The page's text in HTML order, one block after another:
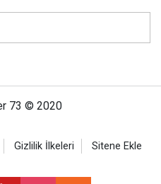
73 © 2020
Gizlilik İlkeleri Sitene Ekle